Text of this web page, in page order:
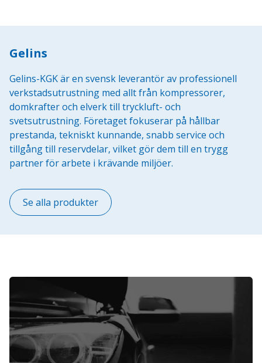
Gelins
Gelins-KGK är en svensk leverantör av professionell
verkstadsutrustning med allt från kompressorer,
domkrafter och elverk till tryckluft- och
svetsutrustning. Företaget fokuserar på hållbar
prestanda, tekniskt kunnande, snabb service och
tillgång till reservdelar, vilket gör dem till en trygg
partner för arbete i krävande miljöer.
Se alla produkter